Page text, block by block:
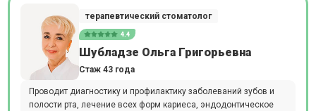
терапевтический стоматолог
4.4
Шубладзе Ольга Григорьевна
Стаж 43 года
Проводит диагностику и профилактику заболеваний зубов и
полости рта, лечение всех форм кариеса, эндодонтическое